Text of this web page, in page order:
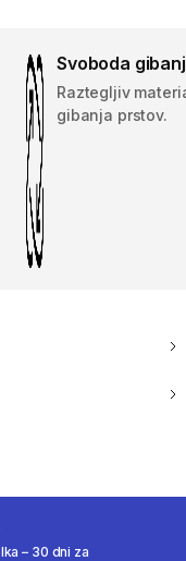
Svoboda
Raztegljiv
gibanja prstov.
– 30 dni za